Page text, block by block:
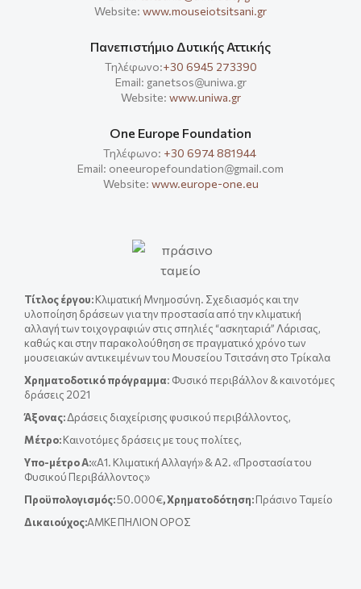
Website: www.mouseiotsitsani.gr
Πανεπιστήμιο Δυτικής Αττικής
Τηλέφωνο:+30 6945 273390
Email: ganetsos@uniwa.gr
Website: www.uniwa.gr
One Europe Foundation
Τηλέφωνο: +30 6974 881944
Email: oneeuropefoundation@gmail.com
Website: www.europe-one.eu
Τίτλος έργου:Κλιματική Μνημοσύνη. Σχεδιασμός και την
υλοποίηση δράσεων για την προστασία από την κλιματική
αλλαγή των τοιχογραφιών στις σπηλιές “ασκηταριά” Λάρισας,
καθώς και στην παρακολούθηση σε πραγματικό χρόνο των
μουσειακών αντικειμένων του Μουσείου Τσιτσάνη στο Τρίκαλα
Χρηματοδοτικό πρόγραμμα: Φυσικό περιβάλλον & καινοτόμες
δράσεις 2021
Άξονας:Δράσεις διαχείρισης φυσικού περιβάλλοντος,
Μέτρο:Καινοτόμες δράσεις με τους πολίτες,
Yπο-μέτρο A:«Α1. Κλιματική Αλλαγή» & A2. «Προστασία του
Φυσικού Περιβάλλοντος»
Προϋπολογισμός:50.000€, Χρηματοδότηση:Πράσινο Ταμείο
Δικαιούχος:ΑΜΚΕ ΠΗΛΙΟΝ ΟΡΟΣ